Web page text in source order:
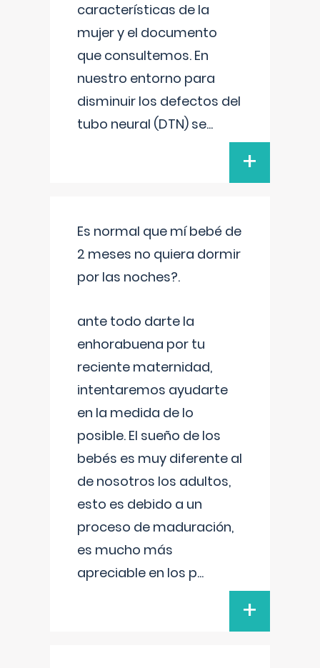
características de la
mujer y el documento
que consultemos. En
nuestro entorno para
disminuir los defectos del
tubo neural (DTN) se...
+
Es normal que mí bebé de
2 meses no quiera dormir
por las noches?.
ante todo darte la
enhorabuena por tu
reciente maternidad,
intentaremos ayudarte
en la medida de lo
posible. El sueño de los
bebés es muy diferente al
de nosotros los adultos,
esto es debido a un
proceso de maduración,
es mucho más
apreciable en los p...
+